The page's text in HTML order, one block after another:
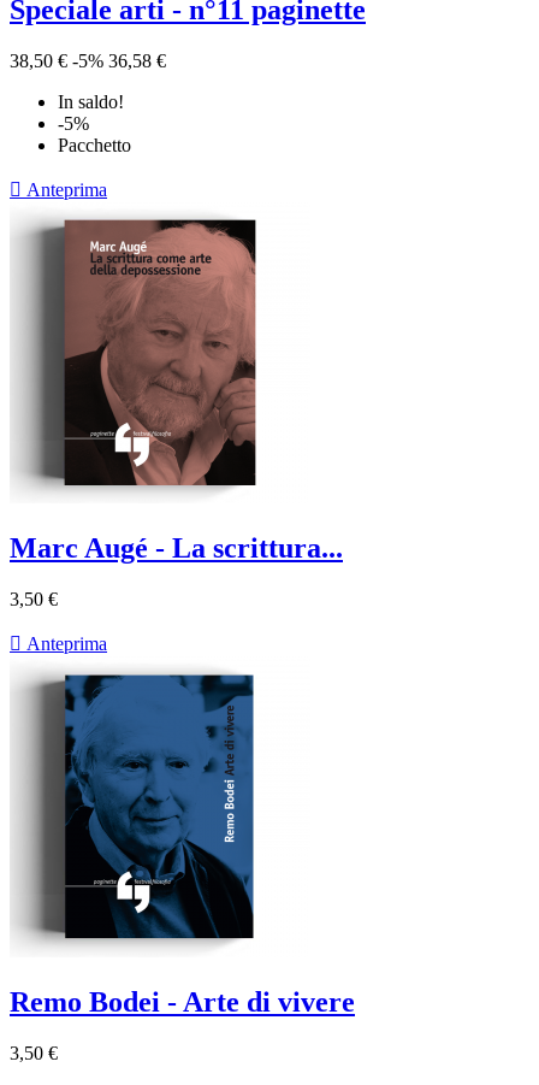
Speciale arti - n°11 paginette
38,50 € -5% 36,58 €
In saldo!
-5%
Pacchetto
 Anteprima
Marc Augé - La scrittura...
3,50 €
 Anteprima
Remo Bodei - Arte di vivere
3,50 €